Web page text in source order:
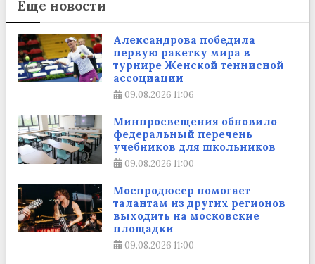
Еще новости
Александрова победила
первую ракетку мира в
турнире Женской теннисной
ассоциации
09.08.2026 11:06
Минпросвещения обновило
федеральный перечень
учебников для школьников
09.08.2026 11:00
Моспродюсер помогает
талантам из других регионов
выходить на московские
площадки
09.08.2026 11:00